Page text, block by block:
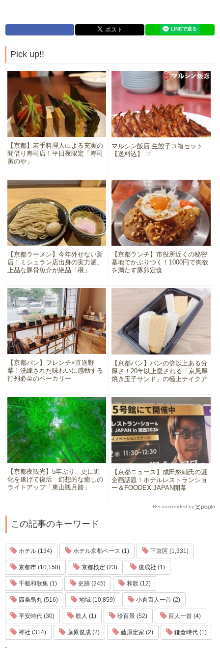
Pick up!!
【京都】若手料理人による充実の
間借り寿司店！平日夜限定「寿司
寅のや」
マルシン飯店 生餃子３箱セット
【送料込】
【京都ラーメン】今年外せない新
店！ミシュラン店出身の実力派、
上品な豚骨魚介が絶品「穣」
【京都ランチ】市役所近くの秘密
基地でかぶりつく！1000円で肉欲
を満たす豚卵定食
【京都パン】フレンチ×直送野
菜！洗練された味わいに感動する
行列必至のベーカリー
【京都パン】パンの倍以上ある分
厚さ！20年以上愛される「京風厚
焼き玉子サンド」の極上テイクア
【京都夜観光】5年ぶり、更に進
化を遂げて復活 幻想的な癒しの
ライトアップ「東山観月路」
【京都ニュース】成田悠輔氏の謎
企画話題！ホテルレストランショ
ー＆FOODEX JAPAN開幕
Recommended by
この記事のキーワード
ホテル (134) ホテル京都ベース (1) 下京区 (1,331)
京都市 (10,158) 京都検定 (23) 俊成社 (1)
千載和歌集 (1) 史跡 (245) 和歌 (12)
四条烏丸 (516) 地域 (10,859) 小倉百人一首 (2)
平安時代 (30) 歌人 (1) 珍百景 (52) 百人一首 (4)
神社 (314) 藤原俊成 (2) 藤原定家 (2) 鎌倉時代 (1)